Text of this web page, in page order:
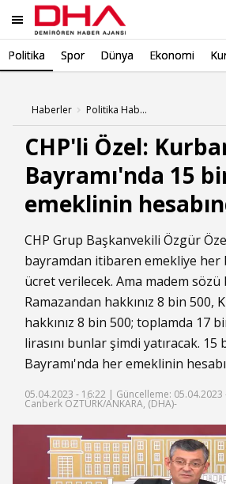
Politika Spor Dünya Ekonomi
Haberler Politika Haberleri
CHP'li Özel:
Bayramı'nda 15
emeklinin
CHP Grup Başkanvekili Özgür
bayramdan itibaren emekliye her
ücret verilecek. Ama madem
Ramazandan hakkınız 8 bin 500,
hakkınız 8 bin 500; toplamda 17
lirasını bunlar şimdi yatıracak.
Bayramı'nda her emeklinin
05.04.2023 - 16:22 | Güncelleme: 05.04.2023
Canberk ÖZTÜRK/ANKARA, (DHA)-